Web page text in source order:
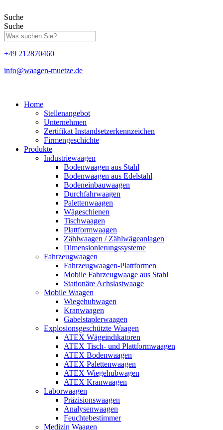
Inhalt
springen
Suche
Suche
+49 212870460
info@waagen-muetze.de
Home
Stellenangebot
Unternehmen
Zertifikat Instandsetzerkennzeichen
Firmengeschichte
Produkte
Industriewaagen
Bodenwaagen aus Stahl
Bodenwaagen aus Edelstahl
Bodeneinbauwaagen
Durchfahrwaagen
Palettenwaagen
Wägeschienen
Tischwaagen
Plattformwaagen
Zählwaagen / Zählwägeanlagen
Dimensionierungssysteme
Fahrzeugwaagen
Fahrzeugwaagen-Plattformen
Mobile Fahrzeugwaage aus Stahl
Stationäre Achslastwaage
Mobile Waagen
Wiegehubwagen
Kranwaagen
Gabelstaplerwaagen
Explosionsgeschützte Waagen
ATEX Wägeindikatoren
ATEX Tisch- und Plattformwaagen
ATEX Bodenwaagen
ATEX Palettenwaagen
ATEX Wiegehubwagen
ATEX Kranwaagen
Laborwaagen
Präzisionswaagen
Analysenwaagen
Feuchtebestimmer
Medizin Waagen